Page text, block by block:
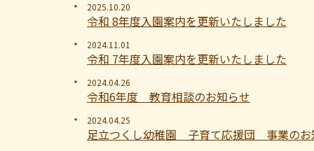
2025.10.20
令和 8年度入園案内を更新いたしました
2024.11.01
令和 7年度入園案内を更新いたしました
2024.04.26
令和6年度 教育相談のお知らせ
2024.04.25
足立つくし幼稚園 子育て応援団 事業のお